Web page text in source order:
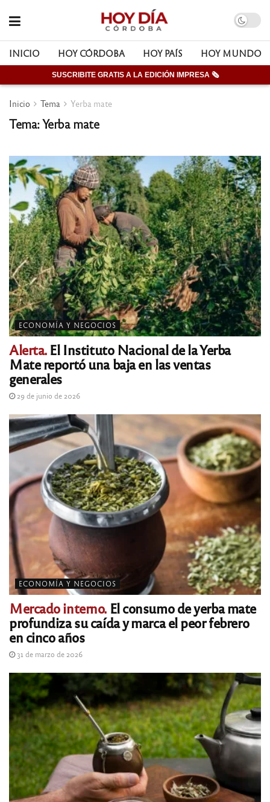
INICIO HOY CÓRDOBA HOY PAÍS HOY MUNDO
SUSCRIBITE GRATIS A LA EDICIÓN IMPRESA 🗞
Inicio Tema Yerba mate
Tema: Yerba mate
ECONOMÍA Y NEGOCIOS
Alerta.El Instituto Nacional de la Yerba
Mate reportó una baja en las ventas
generales
29 de junio de 2026
ECONOMÍA Y NEGOCIOS
Mercado interno.El consumo de yerba mate
profundiza su caída y marca el peor febrero
en cinco años
31 de marzo de 2026